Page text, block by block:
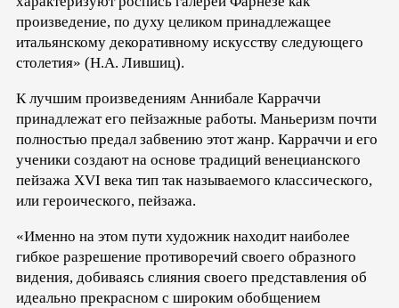
произведение, по духу целиком принадлежащее
итальянскому декоративному искусству следующего
столетия» (Н.А. Лившиц).
К лучшим произведениям Аннибале Карраччи
принадлежат его пейзажные работы. Маньеризм почти
полностью предал забвению этот жанр. Карраччи и его
ученики создают на основе традиций венецианского
пейзажа XVI века тип так называемого классического,
или героического, пейзажа.
«Именно на этом пути художник находит наиболее
гибкое разрешение противоречий своего образного
видения, добиваясь слияния своего представления об
идеально прекрасном с широким обобщением